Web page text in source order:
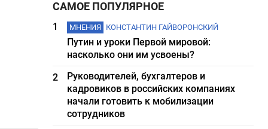
САМОЕ ПОПУЛЯРНОЕ
1 МНЕНИЯ КОНСТАНТИН ГАЙВОРОНСКИЙ
Путин и уроки Первой мировой:
насколько они им усвоены?
2
Руководителей, бухгалтеров и
кадровиков в российских компаниях
начали готовить к мобилизации
сотрудников